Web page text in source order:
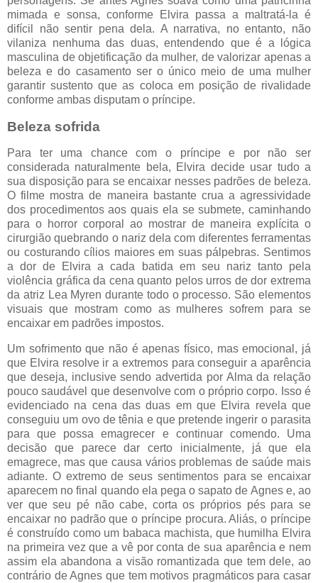
mimada e sonsa, conforme Elvira passa a maltratá-la é
difícil não sentir pena dela. A narrativa, no entanto, não
vilaniza nenhuma das duas, entendendo que é a lógica
masculina de objetificação da mulher, de valorizar apenas a
beleza e do casamento ser o único meio de uma mulher
garantir sustento que as coloca em posição de rivalidade
conforme ambas disputam o príncipe.
Beleza sofrida
Para ter uma chance com o príncipe e por não ser
considerada naturalmente bela, Elvira decide usar tudo a
sua disposição para se encaixar nesses padrões de beleza.
O filme mostra de maneira bastante crua a agressividade
dos procedimentos aos quais ela se submete, caminhando
para o horror corporal ao mostrar de maneira explícita o
cirurgião quebrando o nariz dela com diferentes ferramentas
ou costurando cílios maiores em suas pálpebras. Sentimos
a dor de Elvira a cada batida em seu nariz tanto pela
violência gráfica da cena quanto pelos urros de dor extrema
da atriz Lea Myren durante todo o processo. São elementos
visuais que mostram como as mulheres sofrem para se
encaixar em padrões impostos.
Um sofrimento que não é apenas físico, mas emocional, já
que Elvira resolve ir a extremos para conseguir a aparência
que deseja, inclusive sendo advertida por Alma da relação
pouco saudável que desenvolve com o próprio corpo. Isso é
evidenciado na cena das duas em que Elvira revela que
conseguiu um ovo de tênia e que pretende ingerir o parasita
para que possa emagrecer e continuar comendo. Uma
decisão que parece dar certo inicialmente, já que ela
emagrece, mas que causa vários problemas de saúde mais
adiante. O extremo de seus sentimentos para se encaixar
aparecem no final quando ela pega o sapato de Agnes e, ao
ver que seu pé não cabe, corta os próprios pés para se
encaixar no padrão que o príncipe procura. Aliás, o príncipe
é construído como um babaca machista, que humilha Elvira
na primeira vez que a vê por conta de sua aparência e nem
assim ela abandona a visão romantizada que tem dele, ao
contrário de Agnes que tem motivos pragmáticos para casar